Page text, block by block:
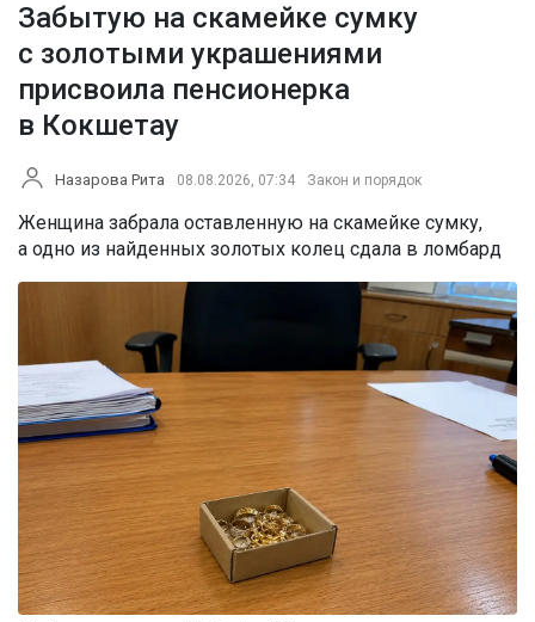
Забытую на скамейке сумку
с золотыми украшениями
присвоила пенсионерка
в Кокшетау
Назарова Рита 08.08.2026, 07:34 Закон и порядок
Женщина забрала оставленную на скамейке сумку,
а одно из найденных золотых колец сдала в ломбард